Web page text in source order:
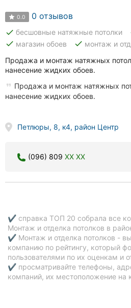
0.0 0 отзывов
done бесшовные натяжные потолки
done магазин обоев done монтаж и
Продажа и монтаж натяжных
нанесение жидких обоев.
Продажа и монтаж натяжных
нанесение жидких обоев.
Петлюры, 8, к4, район Центр
(096) 809 XX XX
✔ справка ТОП 20 собрала все
Монтаж и отделка потолков в
✔ Монтаж и отделка потолков -
компанию по рейтингу, который
пользователями по их оценкам и
✔ просматривайте телефоны,
компаний, их местоположение на